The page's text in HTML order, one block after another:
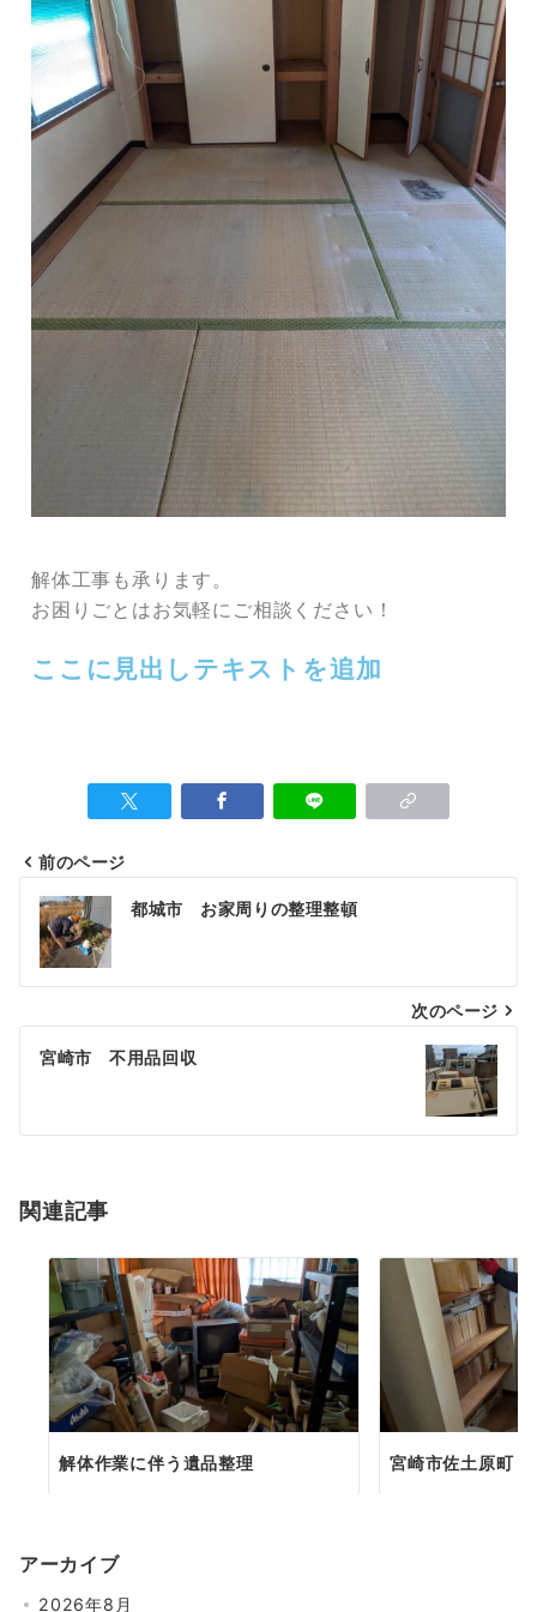
解体工事も承ります。
お困りごとはお気軽にご相談ください！
ここに見出しテキストを追加
前のページ
都城市 お家周りの整理整頓
次のページ
宮崎市 不用品回収
関連記事
解体作業に伴う遺品整理 宮崎市佐土原町
アーカイブ
2026年8月